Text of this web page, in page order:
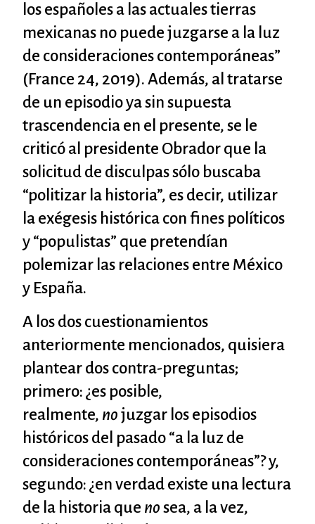
los españoles a las actuales tierras
mexicanas no puede juzgarse a la luz
de consideraciones contemporáneas”
(France 24, 2019). Además, al tratarse
de un episodio ya sin supuesta
trascendencia en el presente, se le
criticó al presidente Obrador que la
solicitud de disculpas sólo buscaba
“politizar la historia”, es decir, utilizar
la exégesis histórica con fines políticos
y “populistas” que pretendían
polemizar las relaciones entre México
y España.
A los dos cuestionamientos
anteriormente mencionados, quisiera
plantear dos contra-preguntas;
primero: ¿es posible,
realmente, no juzgar los episodios
históricos del pasado “a la luz de
consideraciones contemporáneas”? y,
segundo: ¿en verdad existe una lectura
de la historia que no sea, a la vez,